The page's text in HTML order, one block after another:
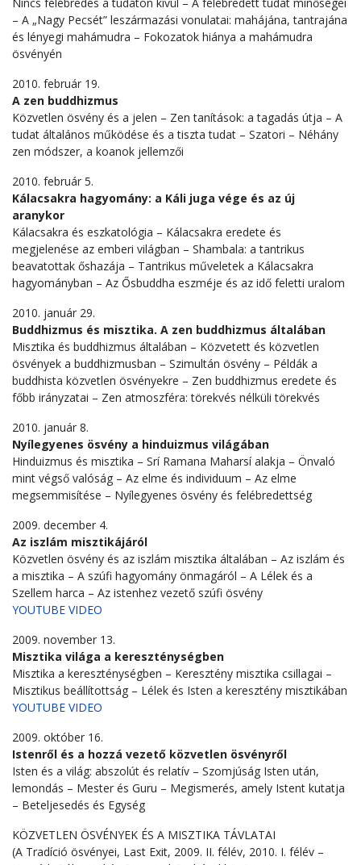
– A „Nagy Pecsét” leszármazási vonulatai: mahájána, tantrajána
és lényegi mahámudra – Fokozatok hiánya a mahámudra
ösvényén
2010. február 19.
A zen buddhizmus
Közvetlen ösvény és a jelen – Zen tanítások: a tagadás útja – A
tudat általános működése és a tiszta tudat – Szatori – Néhány
zen módszer, a koanok jellemzői
2010. február 5.
Kálacsakra hagyomány: a Káli juga vége és az új
aranykor
Kálacsakra és eszkatológia – Kálacsakra eredete és
megjelenése az emberi világban – Shambala: a tantrikus
beavatottak őshazája – Tantrikus műveletek a Kálacsakra
hagyományban – Az Ősbuddha eszméje és az idő feletti uralom
2010. január 29.
Buddhizmus és misztika. A zen buddhizmus általában
Misztika és buddhizmus általában – Közvetett és közvetlen
ösvények a buddhizmusban – Szimultán ösvény – Példák a
buddhista közvetlen ösvényekre – Zen buddhizmus eredete és
főbb irányzatai – Zen atmoszféra: törekvés nélküli törekvés
2010. január 8.
Nyílegyenes ösvény a hinduizmus világában
Hinduizmus és misztika – Srí Ramana Maharsí alakja – Önvaló
mint végső valóság – Az elme és individuum – Az elme
megsemmisítése – Nyílegyenes ösvény és felébredettség
2009. december 4.
Az iszlám misztikájáról
Közvetlen ösvény és az iszlám misztika általában – Az iszlám és
a misztika – A szúfi hagyomány önmagáról – A Lélek és a
Szellem harca – Az istenhez vezető szúfi ösvény
YOUTUBE VIDEO
2009. november 13.
Misztika világa a kereszténységben
Misztika a kereszténységben – Keresztény misztika csillagai –
Misztikus beállítottság – Lélek és Isten a keresztény misztikában
YOUTUBE VIDEO
2009. október 16.
Istenről és a hozzá vezető közvetlen ösvényről
Isten és a világ: abszolút és relatív – Szomjúság Isten után,
lemondás – Mester és Guru – Megismerés, amely Istent kutatja
– Beteljesedés és Egység
KÖZVETLEN ÖSVÉNYEK ÉS A MISZTIKA TÁVLATAI
(A Tradíció ösvényei, Last Exit, 2009. II. félév, 2010. I. félév –